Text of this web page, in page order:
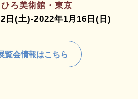
ひろ美術館・東京
日(土)-2022年1月16日(日)
覧会情報はこちら